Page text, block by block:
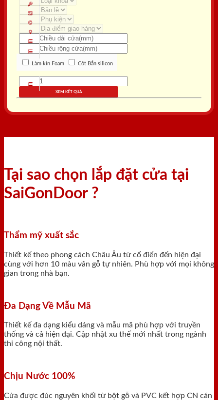
Làm kín Foam Cột Bắn silicon
XEM KẾT QUẢ
Tại sao chọn lắp đặt cửa tại
SaiGonDoor ?
Thẩm mỹ xuất sắc
Thiết kế theo phong cách Châu Âu từ cổ điển đến hiện đại
cùng với hơn 10 màu vân gỗ tự nhiên. Phù hợp với mọi không
gian trong nhà bạn.
Đa Dạng Về Mẫu Mã
Thiết kế đa dạng kiểu dáng và mẫu mã phù hợp với truyền
thống và cả hiện đại. Cập nhật xu thế mới nhất trong ngành
thi công nội thất.
Chịu Nước 100%
Cửa được đúc nguyên khối từ bột gỗ và PVC kết hợp CN cán